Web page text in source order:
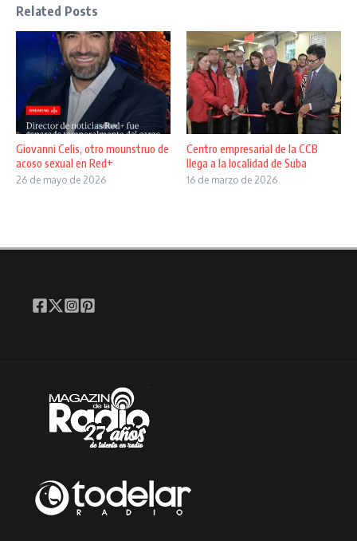
Related Posts
Giovanni Celis, otro mounstruo de
acoso sexual en Red+
26 de mayo de 2026
Centro empresarial de la CCB
llega a la localidad de Suba
16 de marzo de 2026